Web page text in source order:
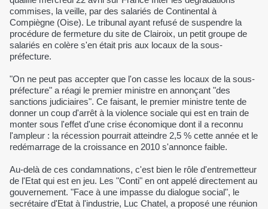
commises, la veille, par des salariés de Continental à
Compiègne (Oise). Le tribunal ayant refusé de suspendre la
procédure de fermeture du site de Clairoix, un petit groupe de
salariés en colère s'en était pris aux locaux de la sous-
préfecture.
"On ne peut pas accepter que l'on casse les locaux de la sous-
préfecture" a réagi le premier ministre en annonçant "des
sanctions judiciaires". Ce faisant, le premier ministre tente de
donner un coup d'arrêt à la violence sociale qui est en train de
monter sous l'effet d'une crise économique dont il a reconnu
l'ampleur : la récession pourrait atteindre 2,5 % cette année et le
redémarrage de la croissance en 2010 s'annonce faible.
Au-delà de ces condamnations, c'est bien le rôle d'entremetteur
de l'Etat qui est en jeu. Les "Conti" en ont appelé directement au
gouvernement. "Face à une impasse du dialogue social", le
secrétaire d'Etat à l'industrie, Luc Chatel, a proposé une réunion